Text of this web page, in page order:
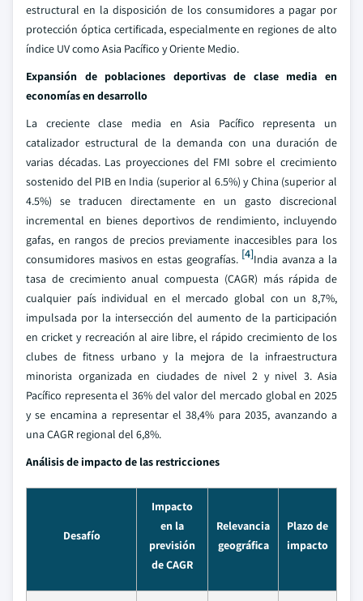
estructural en la disposición de los consumidores a pagar por
protección óptica certificada, especialmente en regiones de alto
índice UV como Asia Pacífico y Oriente Medio.
Expansión de poblaciones deportivas de clase media en
economías en desarrollo
La creciente clase media en Asia Pacífico representa un
catalizador estructural de la demanda con una duración de
varias décadas. Las proyecciones del FMI sobre el crecimiento
sostenido del PIB en India (superior al 6.5%) y China (superior al
4.5%) se traducen directamente en un gasto discrecional
incremental en bienes deportivos de rendimiento, incluyendo
gafas, en rangos de precios previamente inaccesibles para los
consumidores masivos en estas geografías. [4]India avanza a la
tasa de crecimiento anual compuesta (CAGR) más rápida de
cualquier país individual en el mercado global con un 8,7%,
impulsada por la intersección del aumento de la participación
en cricket y recreación al aire libre, el rápido crecimiento de los
clubes de fitness urbano y la mejora de la infraestructura
minorista organizada en ciudades de nivel 2 y nivel 3. Asia
Pacífico representa el 36% del valor del mercado global en 2025
y se encamina a representar el 38,4% para 2035, avanzando a
una CAGR regional del 6,8%.
Análisis de impacto de las restricciones
Desafío
Impacto
en la
previsión
de CAGR
Relevancia
geográfica
Plazo de
impacto